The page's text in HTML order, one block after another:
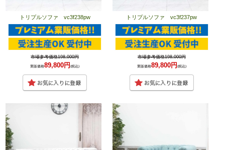
トリプルソファ vc3f238pw
市場参考価格198,000円
業販価格89,800円(税込)
トリプルソファ vc3f237pw
市場参考価格198,000円
業販価格89,800円(税込)